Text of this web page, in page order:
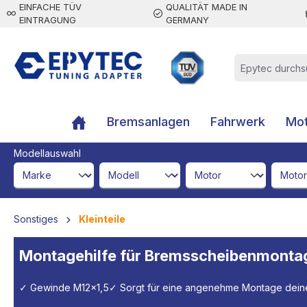
springen
EINFACHE TÜV
EINTRAGUNG
QUALITÄT MADE IN
GERMANY
Bremsanlagen Fahrwerk
Modellauswahl
brandId
modelId engineId
Sonstiges Kleinteile
Montagehilfe für
✓ Gewinde M12x1,5✓ Sorgt für eine angenehme Montage